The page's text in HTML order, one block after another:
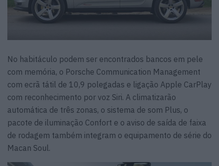
No habitáculo podem ser encontrados bancos em pele
com memória, o Porsche Communication Management
com ecrã tátil de 10,9 polegadas e ligação Apple CarPlay
com reconhecimento por voz Siri. A climatizarão
automática de três zonas, o sistema de som Plus, o
pacote de iluminação Confort e o aviso de saída de faixa
de rodagem também integram o equipamento de série do
Macan Soul.